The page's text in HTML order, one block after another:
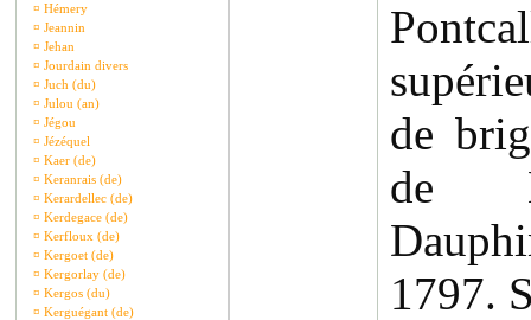
¤ Hémery
¤ Jeannin
¤ Jehan
¤ Jourdain divers
¤ Juch (du)
¤ Julou (an)
¤ Jégou
¤ Jézéquel
¤ Kaer (de)
¤ Keranrais (de)
¤ Kerardellec (de)
¤ Kerdegace (de)
¤ Kerfloux (de)
¤ Kergoet (de)
¤ Kergorlay (de)
¤ Kergos (du)
¤ Kerguégant (de)
de
de
1797.